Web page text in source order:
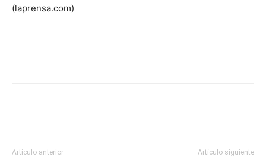
(laprensa.com)
Artículo anterior Artículo siguiente